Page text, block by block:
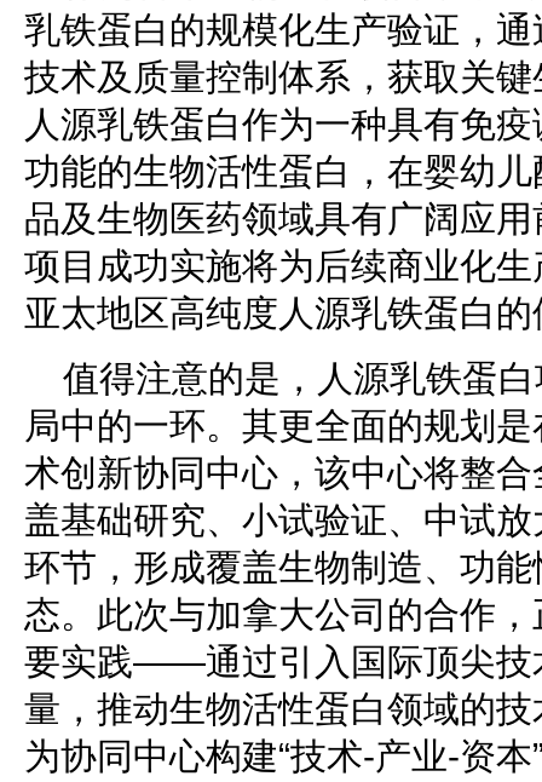
乳铁蛋白的规模化生产验证，
技术及质量控制体系，获取关
人源乳铁蛋白作为一种具有免
功能的生物活性蛋白，在婴幼
品及生物医药领域具有广阔应
项目成功实施将为后续商业化
亚太地区高纯度人源乳铁蛋白
值得注意的是，人源乳铁蛋
局中的一环。其更全面的规划
术创新协同中心，该中心将整
盖基础研究、小试验证、中试
环节，形成覆盖生物制造、功
态。此次与加拿大公司的合作
要实践——通过引入国际顶尖技
量，推动生物活性蛋白领域的
为协同中心构建“技术-产业-资